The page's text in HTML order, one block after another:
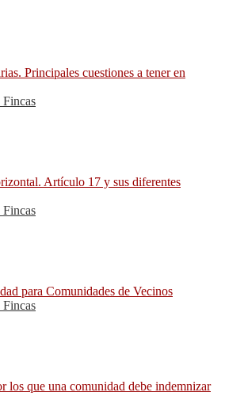
Principales cuestiones a tener en
Artículo 17 y sus diferentes
para Comunidades de Vecinos
los que una comunidad debe indemnizar